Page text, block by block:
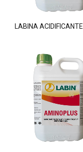
LABINA ACIDIFICANTE